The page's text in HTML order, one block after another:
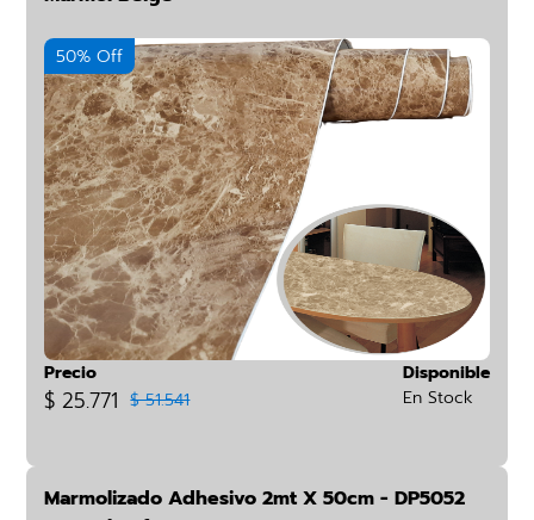
50% Off
Precio
$ 25.771 $ 51.541
Disponible
En Stock
Marmolizado Adhesivo 2mt X 50cm - DP5052